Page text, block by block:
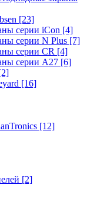
[23]
серии iCon [4]
серии N Plus [7]
серии CR [4]
серии А27 [6]
[16]
[12]
[2]